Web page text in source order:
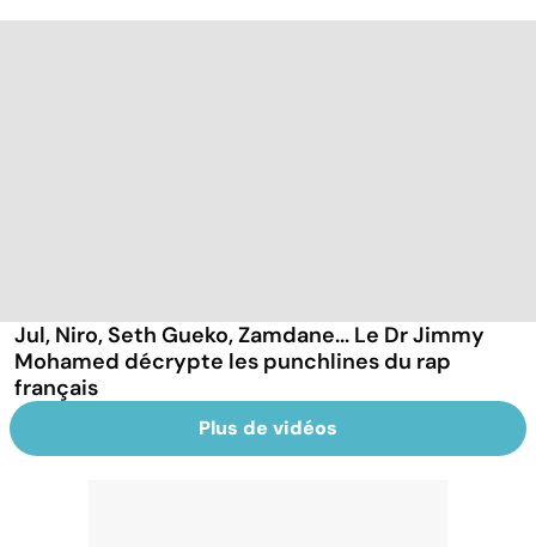
Jul, Niro, Seth Gueko, Zamdane... Le Dr Jimmy
Mohamed décrypte les punchlines du rap
français
Plus de vidéos